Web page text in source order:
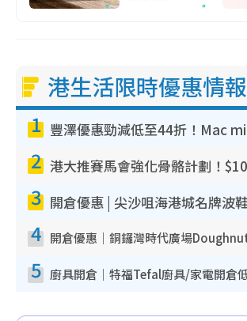
港生活限時優惠情報
1
2
3
4
5